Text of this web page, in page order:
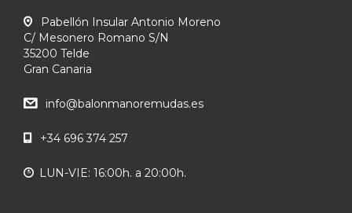
Pabellón Insular Antonio Moreno
C/ Mesonero Romano S/N
35200 Telde
Gran Canaria
info@balonmanoremudas.es
+34 696 374 257
LUN-VIE: 16:00h. a 20:00h.